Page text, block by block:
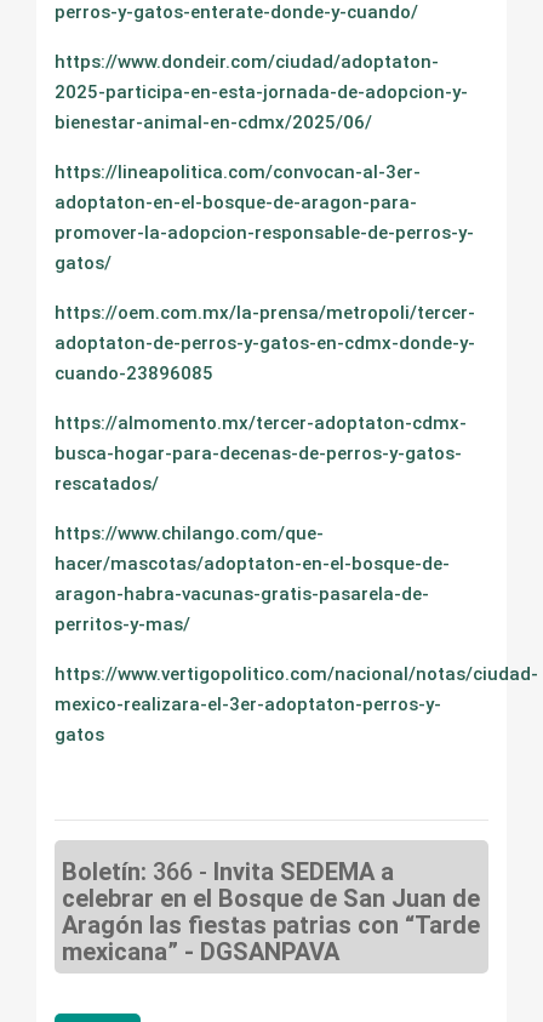
perros-y-gatos-enterate-donde-y-cuando/
https://www.dondeir.com/ciudad/adoptaton-
2025-participa-en-esta-jornada-de-adopcion-y-
bienestar-animal-en-cdmx/2025/06/
https://lineapolitica.com/convocan-al-3er-
adoptaton-en-el-bosque-de-aragon-para-
promover-la-adopcion-responsable-de-perros-y-
gatos/
https://oem.com.mx/la-prensa/metropoli/tercer-
adoptaton-de-perros-y-gatos-en-cdmx-donde-y-
cuando-23896085
https://almomento.mx/tercer-adoptaton-cdmx-
busca-hogar-para-decenas-de-perros-y-gatos-
rescatados/
https://www.chilango.com/que-
hacer/mascotas/adoptaton-en-el-bosque-de-
aragon-habra-vacunas-gratis-pasarela-de-
perritos-y-mas/
https://www.vertigopolitico.com/nacional/notas/ciudad-
mexico-realizara-el-3er-adoptaton-perros-y-
gatos
Boletín: 366 - Invita SEDEMA a
celebrar en el Bosque de San Juan de
Aragón las fiestas patrias con “Tarde
mexicana” - DGSANPAVA